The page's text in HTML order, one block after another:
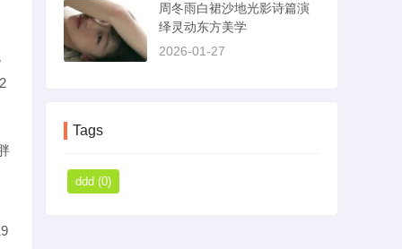
周冬雨白裙沙地光影诗篇演
绎灵动东方美学
2026-01-27
Tags
ddd (0)